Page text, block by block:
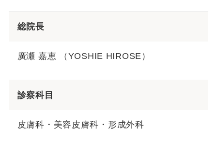
総院長
廣瀬 嘉恵 （YOSHIE HIROSE）
診察科目
皮膚科・美容皮膚科・形成外科